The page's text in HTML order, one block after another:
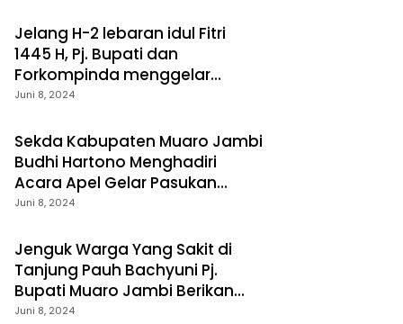
Jelang H-2 lebaran idul Fitri
1445 H, Pj. Bupati dan
Forkompinda menggelar
sidang di Pasar sengeti
Juni 8, 2024
Sekda Kabupaten Muaro Jambi
Budhi Hartono Menghadiri
Acara Apel Gelar Pasukan
Operasi Ketupat Pengamanan
Juni 8, 2024
Jenguk Warga Yang Sakit di
Tanjung Pauh Bachyuni Pj.
Bupati Muaro Jambi Berikan
Bantuan
Juni 8, 2024